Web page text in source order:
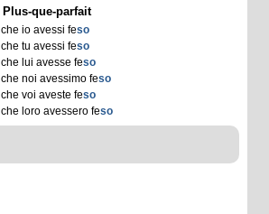
Plus-que-parfait
che io avessi feso
che tu avessi feso
che lui avesse feso
che noi avessimo feso
che voi aveste feso
che loro avessero feso